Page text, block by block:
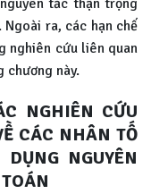
ra, các hạn chế
nghiên cứu liên quan
này.
NGHIÊN CỨU
CÁC NHÂN TỐ
NGUYÊN